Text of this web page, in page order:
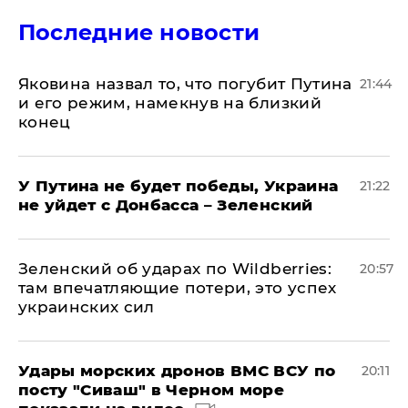
Последние новости
Яковина назвал то, что погубит Путина
и его режим, намекнув на близкий
конец
21:44
У Путина не будет победы, Украина
не уйдет с Донбасса – Зеленский
21:22
Зеленский об ударах по Wildberries:
там впечатляющие потери, это успех
украинских сил
20:57
Удары морских дронов ВМС ВСУ по
посту "Сиваш" в Черном море
20:11